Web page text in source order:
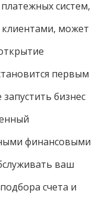
систем,
может
первым
бизнес
финансовыми
ваш
счета и